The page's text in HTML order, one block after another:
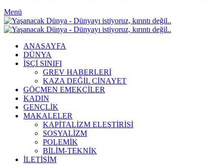
Menü
ANASAYFA
DÜNYA
İŞÇİ SINIFI
GREV HABERLERİ
KAZA DEĞİL CİNAYET
GÖÇMEN EMEKÇİLER
KADIN
GENÇLİK
MAKALELER
KAPİTALİZM ELEŞTİRİSİ
SOSYALİZM
POLEMİK
BİLİM-TEKNİK
ILETIŞIM